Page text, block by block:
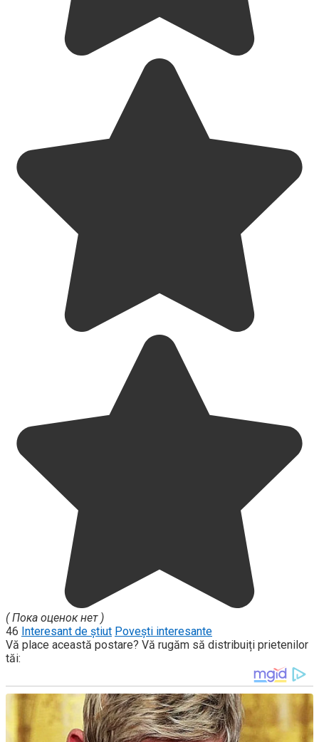
( Пока оценок нет )
46 Interesant de știut Povești interesante
Vă place această postare? Vă rugăm să distribuiți prietenilor
tăi: